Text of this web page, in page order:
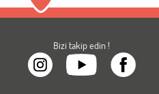
Bizi takip edin !